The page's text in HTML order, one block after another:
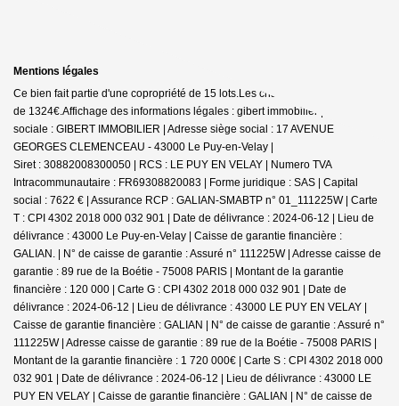
Mentions légales
Ce bien fait partie d'une copropriété de 15 lots.Les charges annuelles sont
de 1324€.Affichage des informations légales : gibert immobilier | Raison
sociale : GIBERT IMMOBILIER | Adresse siège social : 17 AVENUE
GEORGES CLEMENCEAU - 43000 Le Puy-en-Velay |
Siret : 30882008300050 | RCS : LE PUY EN VELAY | Numero TVA
Intracommunautaire : FR69308820083 | Forme juridique : SAS | Capital
social : 7622 € | Assurance RCP : GALIAN-SMABTP n° 01_111225W | Carte
T : CPI 4302 2018 000 032 901 | Date de délivrance : 2024-06-12 | Lieu de
délivrance : 43000 Le Puy-en-Velay | Caisse de garantie financière :
GALIAN. | N° de caisse de garantie : Assuré n° 111225W | Adresse caisse de
garantie : 89 rue de la Boétie - 75008 PARIS | Montant de la garantie
financière : 120 000 | Carte G : CPI 4302 2018 000 032 901 | Date de
délivrance : 2024-06-12 | Lieu de délivrance : 43000 LE PUY EN VELAY |
Caisse de garantie financière : GALIAN | N° de caisse de garantie : Assuré n°
111225W | Adresse caisse de garantie : 89 rue de la Boétie - 75008 PARIS |
Montant de la garantie financière : 1 720 000€ | Carte S : CPI 4302 2018 000
032 901 | Date de délivrance : 2024-06-12 | Lieu de délivrance : 43000 LE
PUY EN VELAY | Caisse de garantie financière : GALIAN | N° de caisse de